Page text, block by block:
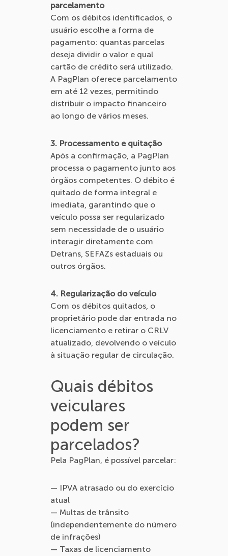
parcelamento
Com os débitos identificados, o
usuário escolhe a forma de
pagamento: quantas parcelas
deseja dividir o valor e qual
cartão de crédito será utilizado.
A PagPlan oferece parcelamento
em até 12 vezes, permitindo
distribuir o impacto financeiro
ao longo de vários meses.
3. Processamento e quitação
Após a confirmação, a PagPlan
processa o pagamento junto aos
órgãos competentes. O débito é
quitado de forma integral e
imediata, garantindo que o
veículo possa ser regularizado
sem necessidade de o usuário
interagir diretamente com
Detrans, SEFAZs estaduais ou
outros órgãos.
4. Regularização do veículo
Com os débitos quitados, o
proprietário pode dar entrada no
licenciamento e retirar o CRLV
atualizado, devolvendo o veículo
à situação regular de circulação.
Quais débitos
veiculares
podem ser
parcelados?
Pela PagPlan, é possível parcelar:
— IPVA atrasado ou do exercício
atual
— Multas de trânsito
(independentemente do número
de infrações)
— Taxas de licenciamento